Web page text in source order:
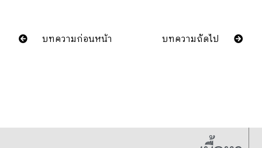
บทความก่อนหน้า บทความถัดไป